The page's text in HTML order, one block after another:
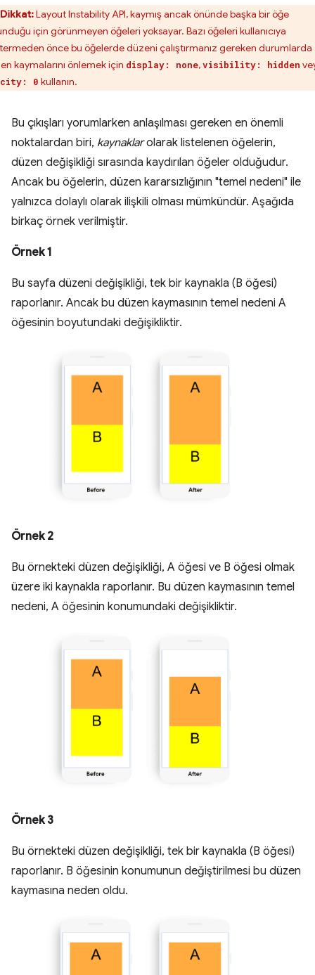
Dikkat:Layout Instability API, kaymış ancak önünde başka bir öğe
için görünmeyen öğeleri yoksayar. Bazı öğeleri kullanıcıya
önce bu öğelerde düzeni çalıştırmanız gereken durumlarda
kaymalarını önlemek için display: none,visibility: hidden
0 kullanın.
Bu çıkışları yorumlarken anlaşılması gereken en önemli
noktalardan biri, kaynaklarolarak listelenen öğelerin,
düzen değişikliği sırasında kaydırılan öğeler olduğudur.
Ancak bu öğelerin, düzen kararsızlığının "temel nedeni" ile
yalnızca dolaylı olarak ilişkili olması mümkündür. Aşağıda
birkaç örnek verilmiştir.
Örnek 1
Bu sayfa düzeni değişikliği, tek bir kaynakla (B öğesi)
raporlanır. Ancak bu düzen kaymasının temel nedeni A
öğesinin boyutundaki değişikliktir.
Örnek 2
Bu örnekteki düzen değişikliği, A öğesi ve B öğesi olmak
üzere iki kaynakla raporlanır. Bu düzen kaymasının temel
nedeni, A öğesinin konumundaki değişikliktir.
Örnek 3
Bu örnekteki düzen değişikliği, tek bir kaynakla (B öğesi)
raporlanır. B öğesinin konumunun değiştirilmesi bu düzen
kaymasına neden oldu.